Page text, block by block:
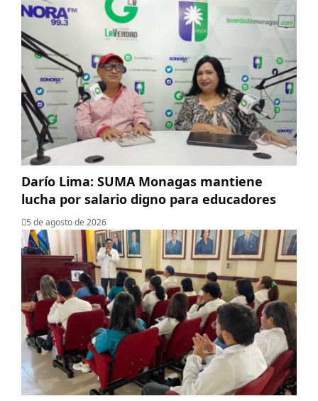
Darío Lima: SUMA Monagas mantiene
lucha por salario digno para educadores
5 de agosto de 2026